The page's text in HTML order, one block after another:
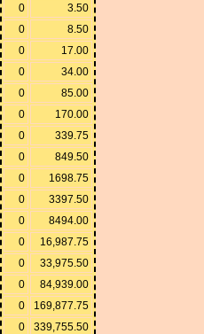
0
3.50
0
8.50
0
17.00
0
34.00
0
85.00
0
170.00
0
339.75
0
849.50
0
1698.75
0
3397.50
0
8494.00
0
16,987.75
0
33,975.50
0
84,939.00
0
169,877.75
0
339,755.50